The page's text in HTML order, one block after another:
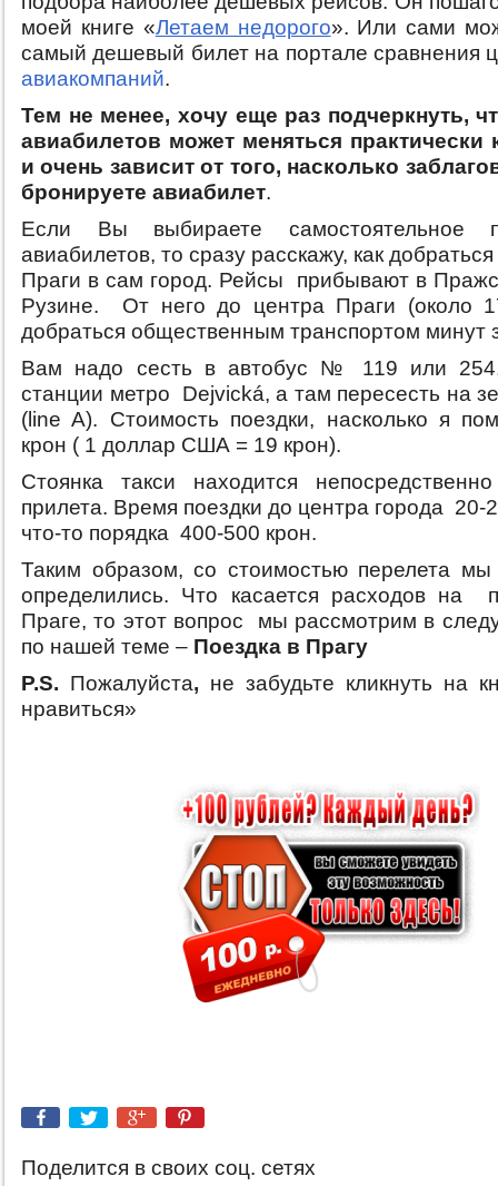
моей книге «Летаем недорого». Или сами
самый дешевый билет на портале сравнения
авиакомпаний.
Тем не менее, хочу еще раз подчеркнуть,
авиабилетов может меняться
и очень зависит от того, насколько
бронируете авиабилет.
Если Вы выбираете самостоятельное
авиабилетов, то сразу расскажу, как
Праги в сам город. Рейсы прибывают в
Рузине. От него до центра Праги (около
добраться общественным транспортом минут
Вам надо сесть в автобус № 119 или
станции метро Dejvická, а там пересесть на
(line A). Стоимость поездки, насколько я
крон ( 1 доллар США = 19 крон).
Стоянка такси находится
прилета. Время поездки до центра города 20-
что-то порядка 400-500 крон.
Таким образом, со стоимостью перелета
определились. Что касается расходов на
Праге, то этот вопрос мы рассмотрим в
по нашей теме – Поездка в Прагу
P.S. Пожалуйста, не забудьте кликнуть на
нравиться»
Поделится в своих соц. сетях